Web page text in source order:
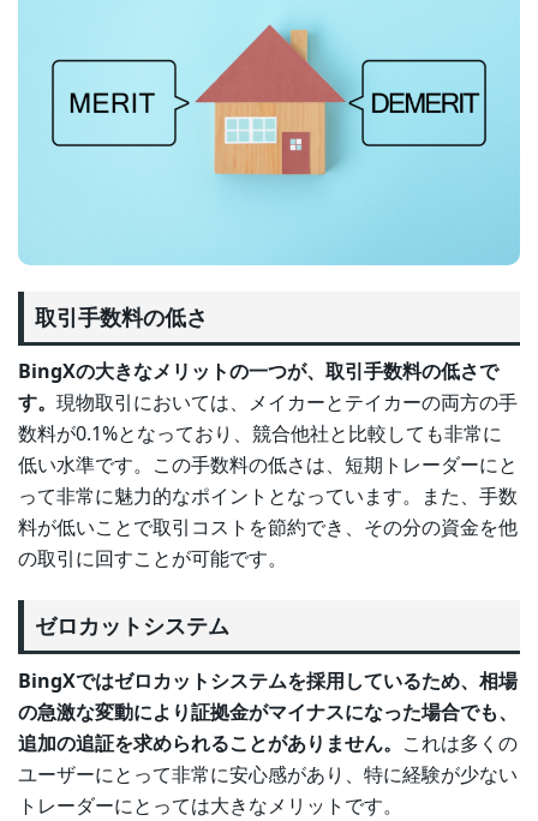
取引手数料の低さ
BingXの大きなメリットの一つが、取引手数料の低さで
す。 現物取引においては、メイカーとテイカーの両方の手
数料が0.1%となっており、競合他社と比較しても非常に
低い水準です。この手数料の低さは、短期トレーダーにと
って非常に魅力的なポイントとなっています。また、手数
料が低いことで取引コストを節約でき、その分の資金を他
の取引に回すことが可能です。
ゼロカットシステム
BingXではゼロカットシステムを採用しているため、相場
の急激な変動により証拠金がマイナスになった場合でも、
追加の追証を求められることがありません。 これは多くの
ユーザーにとって非常に安心感があり、特に経験が少ない
トレーダーにとっては大きなメリットです。